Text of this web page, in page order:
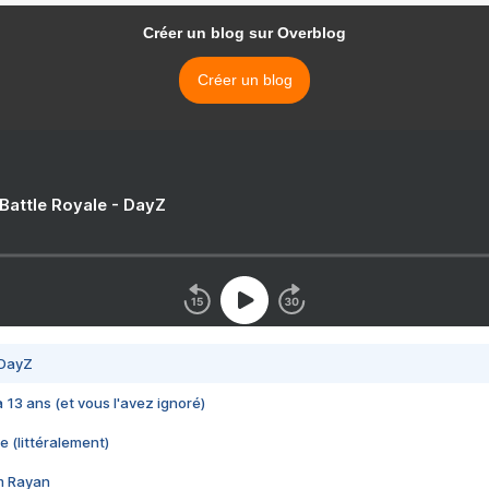
Créer un blog sur Overblog
Créer un blog
Royale - DayZ
13 ans (et vous l'avez ignoré)
(littéralement)
Rayan